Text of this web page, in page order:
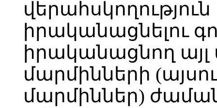
իրականացնելու
իրականացնող
մարմինների
մարմիններ)